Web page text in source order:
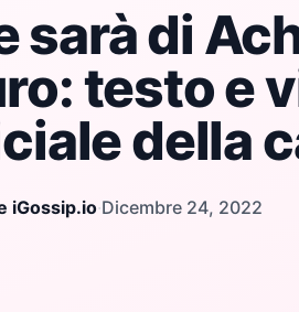
sarà di
testo e
della
iGossip.io·Dicembre 24, 2022